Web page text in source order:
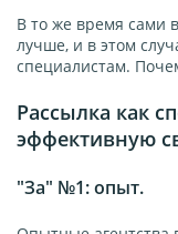
В то же время сами
лучше, и в этом
специалистам.
Рассылка как
эффективную
"За" №1: опыт.